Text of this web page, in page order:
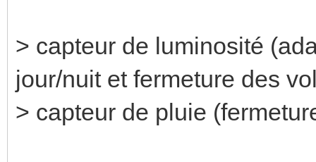
> capteur de luminosité
jour/nuit et fermeture des
> capteur de pluie